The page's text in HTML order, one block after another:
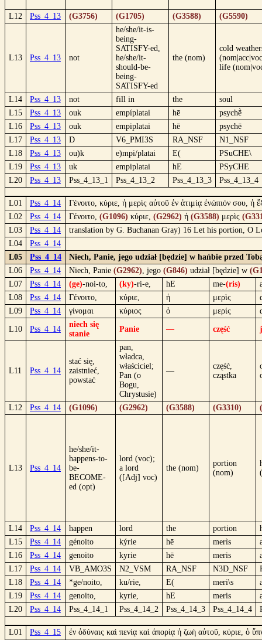
L12 Pss_4_13 (G3756) (G1705) (G3588) (G5590)
L13 Pss_4_13 not
he/she/it-is-
being-
SATISFY-ed,
he/she/it-
should-be-
being-
SATISFY-ed
the (nom)
cold
life
L14 Pss_4_13 not fill in the
soul
L15
Pss_4_13 ouk empíplatai hē
psychḕ
L16
Pss_4_13 ouk empiplatai hē
psychē
L17
Pss_4_13 D V6_PMI3S RA_NSF
N1_NSF
L18
Pss_4_13 ou)k e)mpi/platai E(
PSuCHE\
L19
Pss_4_13 uk empiplatai hE
PSyCHE
L20
Pss_4_13 Pss_4_13_1 Pss_4_13_2 Pss_4_13_3 Pss_4_13_4
L01 Pss_4_14
Γένοιτο, κύριε, ἡ μερὶς αὐτοῦ ἐν ἀτιμίᾳ ἐνώπιόν σου, ἡ
L02
Pss_4_14 Γένοιτο, (G1096) κύριε, (G2962) ἡ (G3588) μερὶς
L03
Pss_4_14
translation by G. Buchanan Gray) 16 Let his portion, O
L04
Pss_4_14
L05
Pss_4_14
Niech, Panie, jego udział [będzie] w hańbie przed
L06
Pss_4_14 Niech, Panie (G2962), jego (G846) udział [będzie] w
L07
Pss_4_14 (ge)-noi-to, (ky)-ri-e, hE me-(ris)
L08
Pss_4_14 Γένοιτο, κύριε, ἡ μερὶς
L09
Pss_4_14 γίνομαι κύριος ὁ μερίς
L10 Pss_4_14
niech się
stanie
Panie — część
L11 Pss_4_14
stać się,
zaistnieć,
powstać
pan,
władca,
właściciel;
Pan (o
Bogu,
Chrystusie)
—
część,
cząstka
L12 Pss_4_14 (G1096) (G2962) (G3588) (G3310)
L13 Pss_4_14
he/she/it-
happens-to-
be-
BECOME-
ed (opt)
lord (voc);
a lord
([Adj] voc)
the (nom)
portion
(nom)
L14 Pss_4_14 happen lord the portion
L15
Pss_4_14 génoito kýrie hē merìs
L16
Pss_4_14 genoito kyrie hē meris
L17
Pss_4_14 VB_AMO3S N2_VSM RA_NSF N3D_NSF
L18
Pss_4_14 *ge/noito, ku/rie, E( meri\s
L19
Pss_4_14 genoito, kyrie, hE meris
L20
Pss_4_14 Pss_4_14_1 Pss_4_14_2 Pss_4_14_3 Pss_4_14_4
L01 Pss_4_15 ἐν ὀδύναις καὶ πενίᾳ καὶ ἀπορίᾳ ἡ ζωὴ αὐτοῦ, κύριε, ὁ